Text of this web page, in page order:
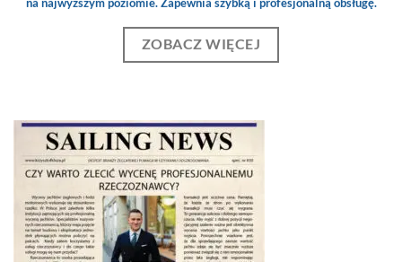
na najwyższym poziomie. Zapewnia szybką i profesjonalną obsługę.
ZOBACZ WIĘCEJ